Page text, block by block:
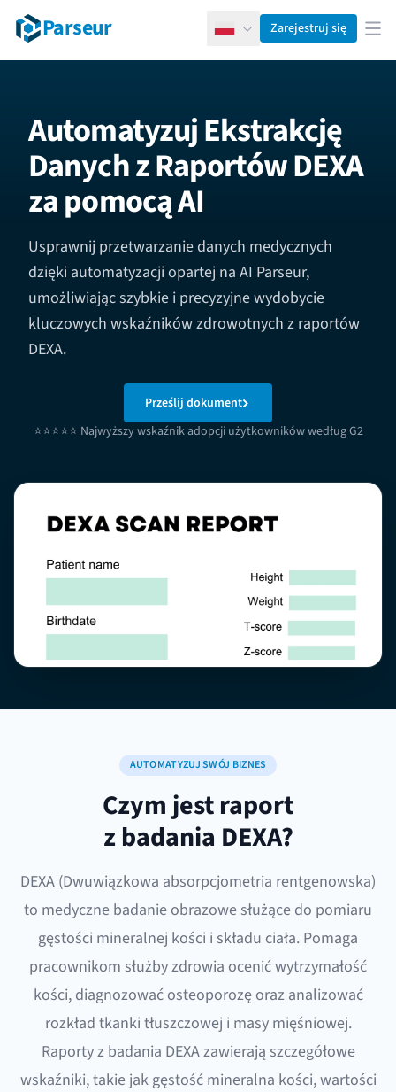
Parseur PolskiZarejestruj się
Automatyzuj Ekstrakcję
Danych z Raportów DEXA
za pomocą AI
Usprawnij przetwarzanie danych medycznych
dzięki automatyzacji opartej na AI Parseur,
umożliwiając szybkie i precyzyjne wydobycie
kluczowych wskaźników zdrowotnych z raportów
DEXA.
Prześlij dokument
⭐⭐⭐⭐⭐ Najwyższy wskaźnik adopcji użytkowników według G2
AUTOMATYZUJ SWÓJ BIZNES
Czym jest raport
z badania DEXA?
DEXA (Dwuwiązkowa absorpcjometria rentgenowska)
to medyczne badanie obrazowe służące do pomiaru
gęstości mineralnej kości i składu ciała. Pomaga
pracownikom służby zdrowia ocenić wytrzymałość
kości, diagnozować osteoporozę oraz analizować
rozkład tkanki tłuszczowej i masy mięśniowej.
Raporty z badania DEXA zawierają szczegółowe
wskaźniki, takie jak gęstość mineralna kości, wartości